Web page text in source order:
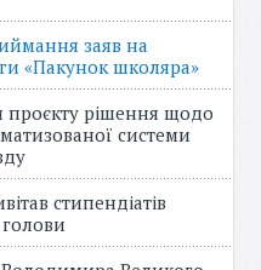
заяв на
«Пакунок школяра»
рішення щодо
системи
стипендіатів